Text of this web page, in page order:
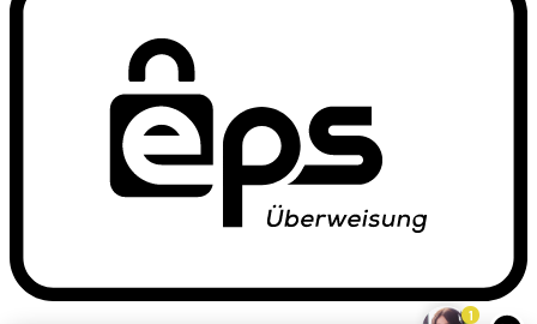
1